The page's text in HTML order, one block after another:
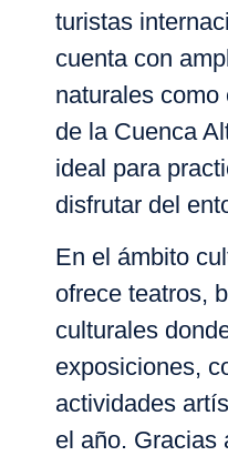
turistas
cuenta con
naturales como
de la Cuenca
ideal para
disfrutar del
En el ámbito
ofrece teatros,
culturales
exposiciones,
actividades
el año. Gracias